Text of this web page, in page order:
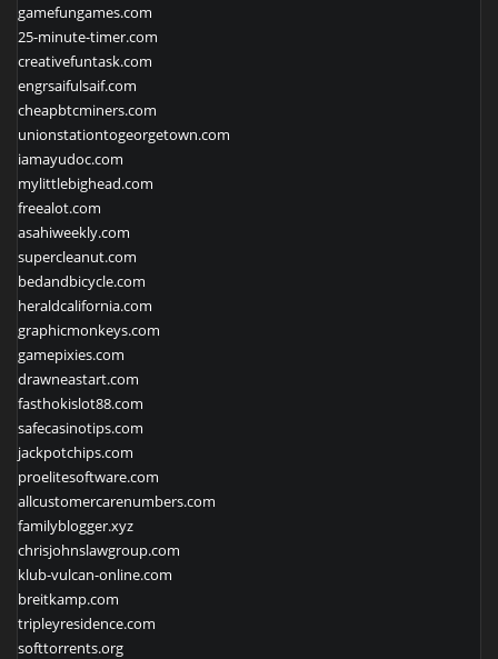
gamefungames.com
25-minute-timer.com
creativefuntask.com
engrsaifulsaif.com
cheapbtcminers.com
unionstationtogeorgetown.com
iamayudoc.com
mylittlebighead.com
freealot.com
asahiweekly.com
supercleanut.com
bedandbicycle.com
heraldcalifornia.com
graphicmonkeys.com
gamepixies.com
drawneastart.com
fasthokislot88.com
safecasinotips.com
jackpotchips.com
proelitesoftware.com
allcustomercarenumbers.com
familyblogger.xyz
chrisjohnslawgroup.com
klub-vulcan-online.com
breitkamp.com
tripleyresidence.com
softtorrents.org